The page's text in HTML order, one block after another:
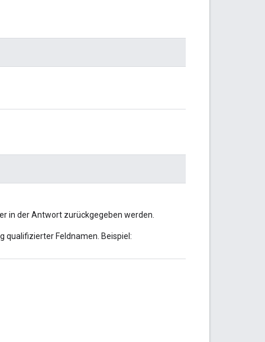
in der Antwort zurückgegeben werden.
qualifizierter Feldnamen. Beispiel: